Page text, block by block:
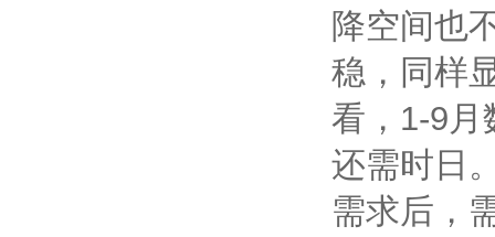
降空间也
稳，同样
看，1-9月
还需时日
需求后，